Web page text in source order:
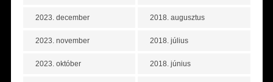
2023. december
2023. november
2023. október
2018. augusztus
2018. július
2018. június